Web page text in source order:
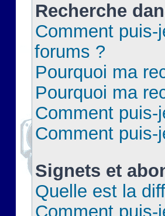
Recherche
Comment puis-
forums ?
Pourquoi ma
Pourquoi ma
Comment
Comment
Signets et
Quelle est la
Comment puis-